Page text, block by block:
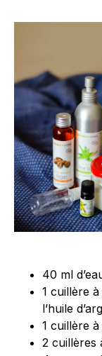
40 ml
1 cuillère à
l’huile
1 cuillère
2 cuillères